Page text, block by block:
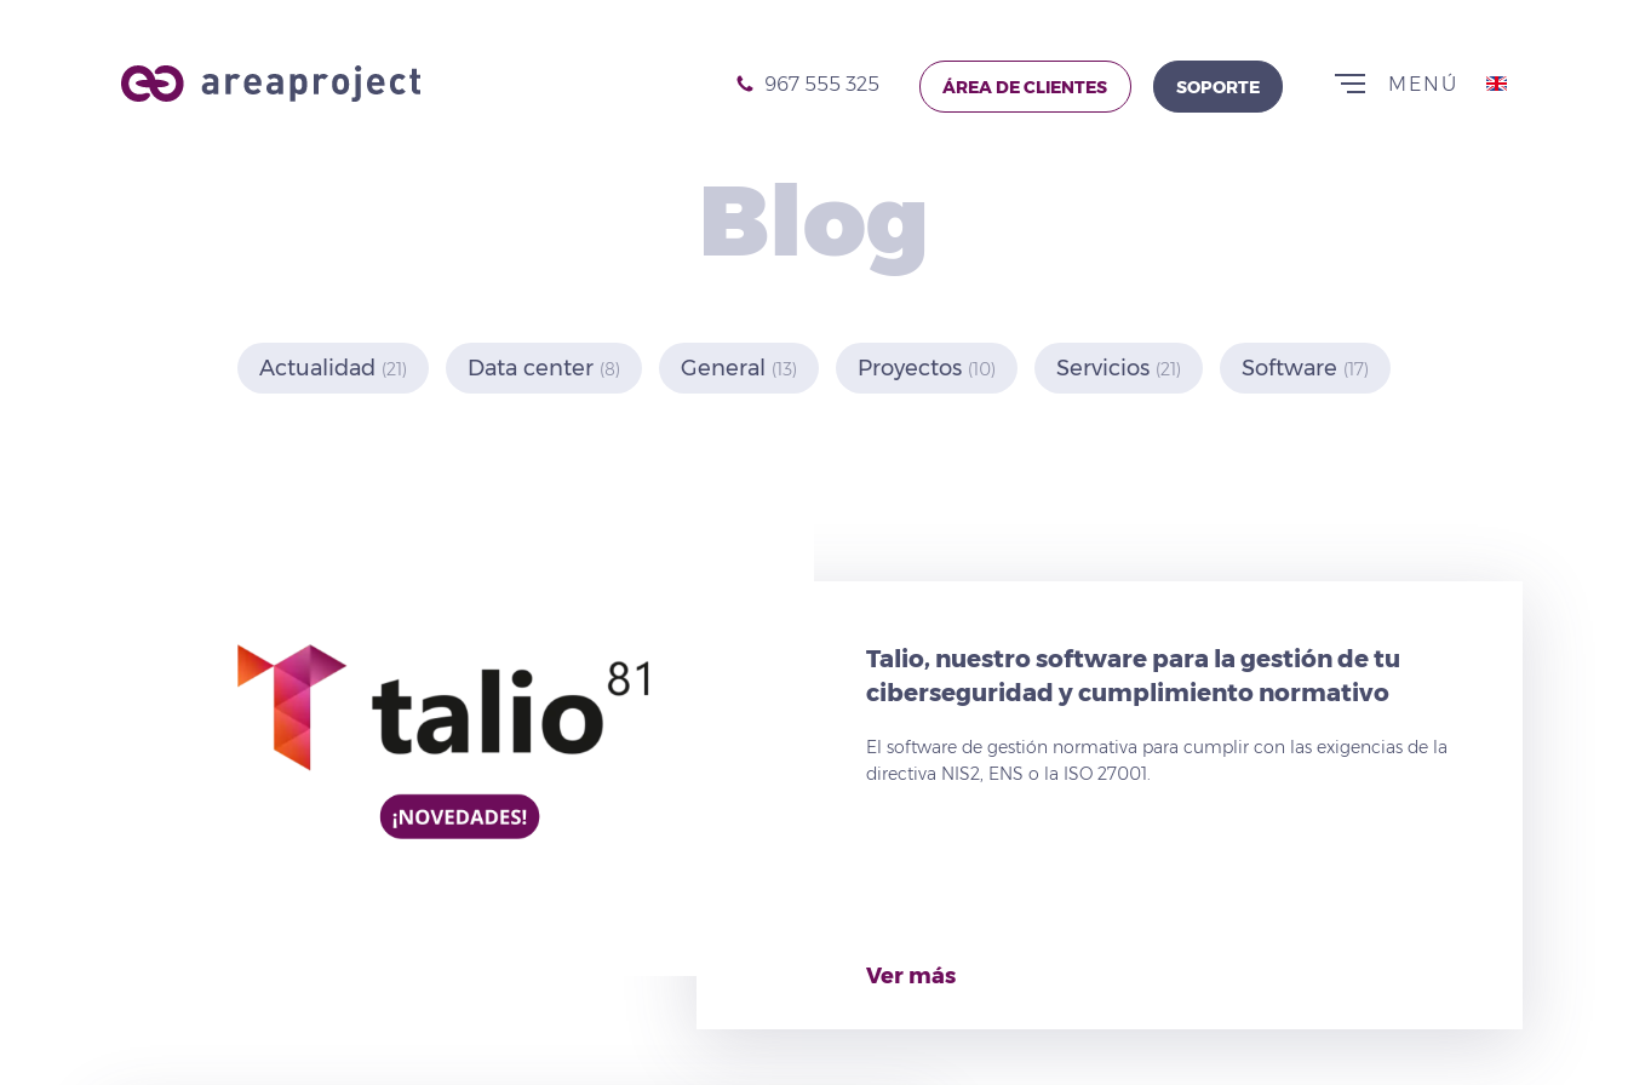
967 555 325 ÁREA DE CLIENTES SOPORTE MENÚ
Blog
Actualidad (21) Data center (8) General (13) Proyectos (10) Servicios (21) Software (17)
Talio, nuestro software para la gestión de tu
ciberseguridad y cumplimiento normativo
El software de gestión normativa para cumplir con las exigencias de la
directiva NIS2, ENS o la ISO 27001.
Ver más